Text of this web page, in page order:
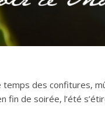
temps des confitures,
fin de soirée, l’été